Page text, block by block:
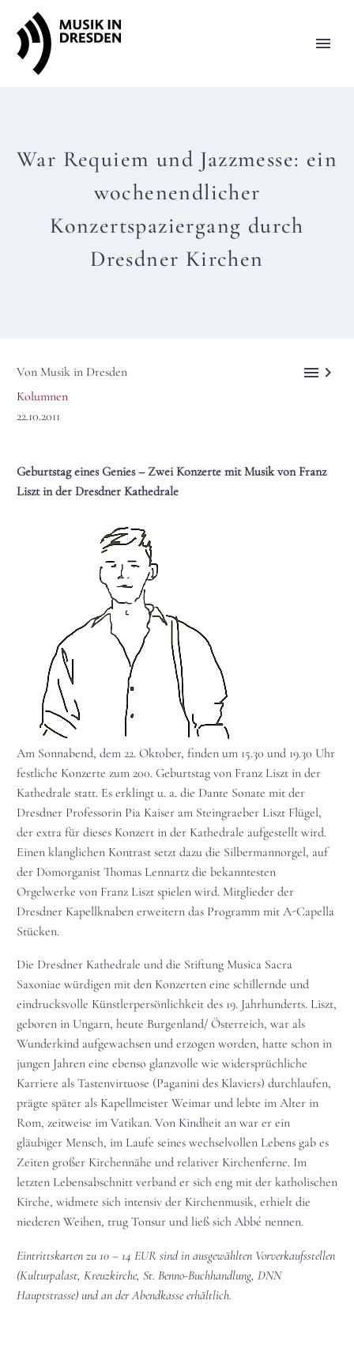
War Requiem und Jazzmesse: ein
wochenendlicher
Konzertspaziergang durch
Dresdner Kirchen
 
Von Musik in Dresden
Kolumnen
22.10.2011
Geburtstag eines Genies – Zwei Konzerte mit Musik von Franz
Liszt in der Dresdner Kathedrale
Am Sonnabend, dem 22. Oktober, finden um 15.30 und 19.30 Uhr
festliche Konzerte zum 200. Geburtstag von Franz Liszt in der
Kathedrale statt. Es erklingt u. a. die Dante Sonate mit der
Dresdner Professorin Pia Kaiser am Steingraeber Liszt Flügel,
der extra für dieses Konzert in der Kathedrale aufgestellt wird.
Einen klanglichen Kontrast setzt dazu die Silbermannorgel, auf
der Domorganist Thomas Lennartz die bekanntesten
Orgelwerke von Franz Liszt spielen wird. Mitglieder der
Dresdner Kapellknaben erweitern das Programm mit A-Capella
Stücken.
Die Dresdner Kathedrale und die Stiftung Musica Sacra
Saxoniae würdigen mit den Konzerten eine schillernde und
eindrucksvolle Künstlerpersönlichkeit des 19. Jahrhunderts. Liszt,
geboren in Ungarn, heute Burgenland/ Österreich, war als
Wunderkind aufgewachsen und erzogen worden, hatte schon in
jungen Jahren eine ebenso glanzvolle wie widersprüchliche
Karriere als Tastenvirtuose (Paganini des Klaviers) durchlaufen,
prägte später als Kapellmeister Weimar und lebte im Alter in
Rom, zeitweise im Vatikan. Von Kindheit an war er ein
gläubiger Mensch, im Laufe seines wechselvollen Lebens gab es
Zeiten großer Kirchennähe und relativer Kirchenferne. Im
letzten Lebensabschnitt verband er sich eng mit der katholischen
Kirche, widmete sich intensiv der Kirchenmusik, erhielt die
niederen Weihen, trug Tonsur und ließ sich Abbé nennen.
Eintrittskarten zu 10 – 14 EUR sind in ausgewählten Vorverkaufsstellen
(Kulturpalast, Kreuzkirche, St. Benno-Buchhandlung, DNN
Hauptstrasse) und an der Abendkasse erhältlich.